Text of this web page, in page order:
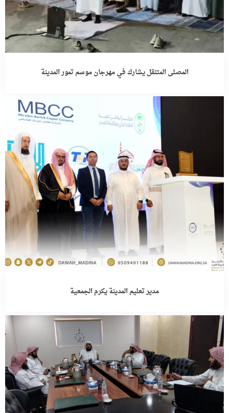
المصلى المتنقل يشارك في مهرجان موسم تمور المدينة
مدير تعليم المدينة يكرم الجمعية